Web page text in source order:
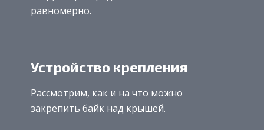
равномерно.
Устройство крепления
Рассмотрим, как и на что можно
закрепить байк над крышей.